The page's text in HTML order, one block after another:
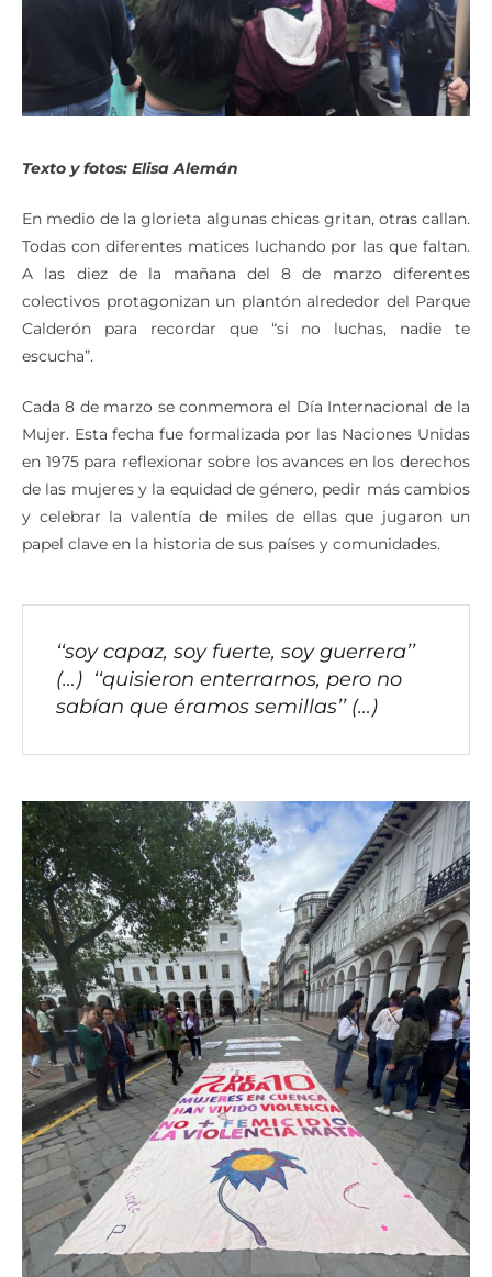
En medio de la glorieta algunas chicas gritan, otras callan.
Todas con diferentes matices luchando por las que faltan.
A las diez de la mañana del 8 de marzo diferentes
colectivos protagonizan un plantón alrededor del Parque
Calderón para recordar que “si no luchas, nadie te
Cada 8 de marzo se conmemora el Día Internacional de la
Mujer. Esta fecha fue formalizada por las Naciones Unidas
en 1975 para reflexionar sobre los avances en los derechos
de las mujeres y la equidad de género, pedir más cambios
y celebrar la valentía de miles de ellas que jugaron un
‘‘soy capaz, soy fuerte, soy guerrera’’
(…) ‘‘quisieron enterrarnos, pero no